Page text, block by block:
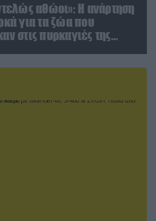
αθώοι»: Η ανάρτηση
για τα ζώα που
στις πυρκαγιές της